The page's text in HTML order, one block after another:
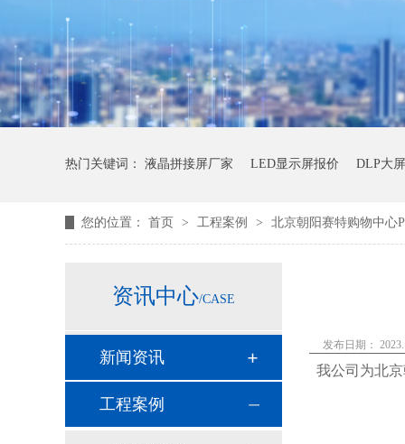
热门关键词： 液晶拼接屏厂家 LED显示屏报价 DLP大
您的位置： 首页 > 工程案例 > 北京朝阳赛特购物中心
发布日期：
我公司为北
资讯中心/CASE
新闻资讯
工程案例